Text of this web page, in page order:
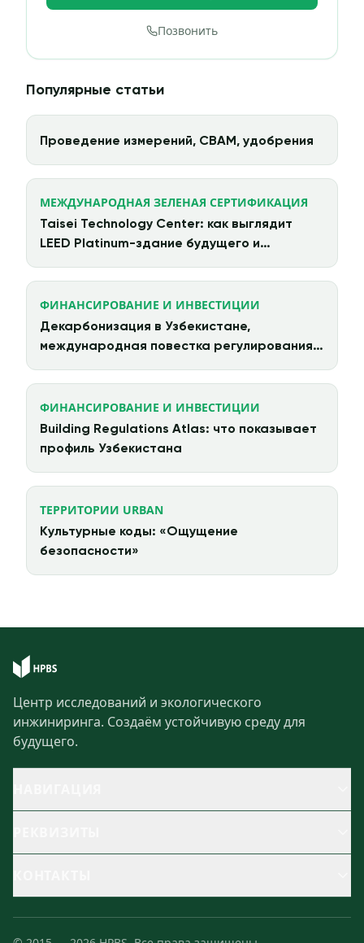
Позвонить
Популярные статьи
Проведение измерений, CBAM, удобрения
МЕЖДУНАРОДНАЯ ЗЕЛЕНАЯ СЕРТИФИКАЦИЯ
Taisei Technology Center: как выглядит
LEED Platinum-здание будущего и
ФИНАНСИРОВАНИЕ И ИНВЕСТИЦИИ
Декарбонизация в Узбекистане,
международная повестка регулирования и
ФИНАНСИРОВАНИЕ И ИНВЕСТИЦИИ
Building Regulations Atlas: что показывает
профиль Узбекистана
ТЕРРИТОРИИ URBAN
Культурные коды: «Ощущение
безопасности»
Центр исследований и экологического
инжиниринга. Создаём устойчивую среду для
будущего.